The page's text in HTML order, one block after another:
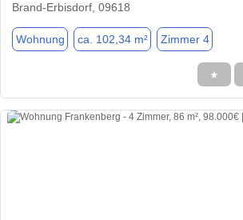
Brand-Erbisdorf, 09618
Wohnung ca. 102,34 m² Zimmer 4
★